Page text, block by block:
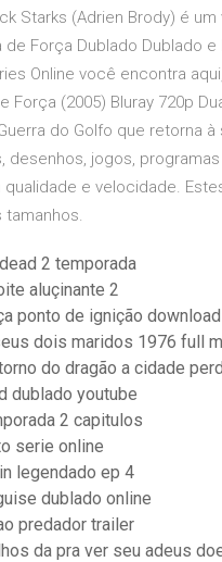
Starks (Adrien Brody) é
de Força Dublado Dublado
Online você encontra
Força (2005) Bluray 720p
do Golfo que retorna
desenhos, jogos,
e velocidade.
tamanhos.
2 temporada
aluçinante 2
ponto de ignição download
dois maridos 1976 full
do dragão a cidade
dublado youtube
2 capitulos
serie online
legendado ep 4
dublado online
predador trailer
da pra ver seu adeus